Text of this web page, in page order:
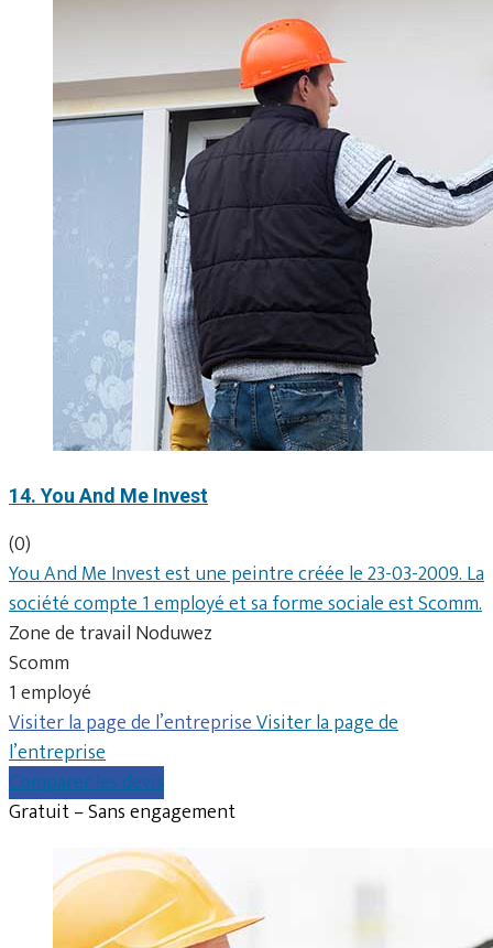
14. You And Me Invest
(0)
You And Me Invest est une peintre créée le 23-03-2009. La
société compte 1 employé et sa forme sociale est Scomm.
Zone de travail Noduwez
Scomm
1 employé
Visiter la page de l’entrepriseVisiter la page de
l’entreprise
Comparer les devis
Gratuit – Sans engagement